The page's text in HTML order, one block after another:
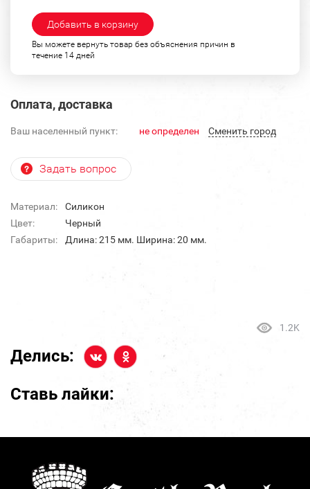
Добавить в корзину
Вы можете вернуть товар без объяснения причин в
течение 14 дней
Оплата, доставка
Ваш населенный пункт: не определен Cменить город
Задать вопрос
Материал:
Силикон
Цвет:
Черный
Габариты:
Длина: 215 мм. Ширина: 20 мм.
1.2K
Делись:
Ставь лайки: